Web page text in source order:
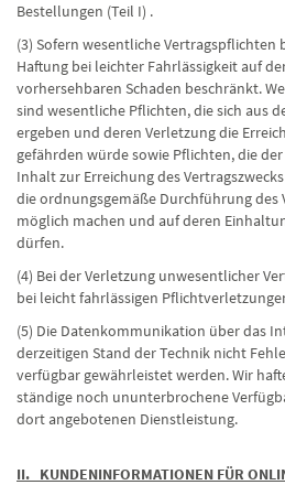
Bestellungen (Teil I) .
(3) Sofern wesentliche Vertragspflichten
Haftung bei leichter Fahrlässigkeit auf
vorhersehbaren Schaden beschränkt.
sind wesentliche Pflichten, die sich aus
ergeben und deren Verletzung die
gefährden würde sowie Pflichten, die
Inhalt zur Erreichung des
die ordnungsgemäße Durchführung des
möglich machen und auf deren
dürfen.
(4) Bei der Verletzung unwesentlicher
bei leicht fahrlässigen
(5) Die Datenkommunikation über das
derzeitigen Stand der Technik nicht
verfügbar gewährleistet werden. Wir
ständige noch ununterbrochene
dort angebotenen Dienstleistung.
II. KUNDENINFORMATIONEN FÜR